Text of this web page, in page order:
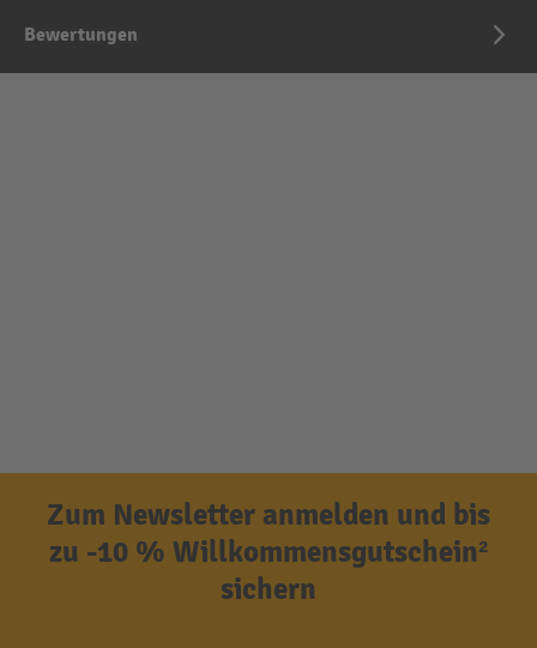
Bewertungen
Zum Newsletter anmelden und bis
zu -10 % Willkommensgutschein²
sichern